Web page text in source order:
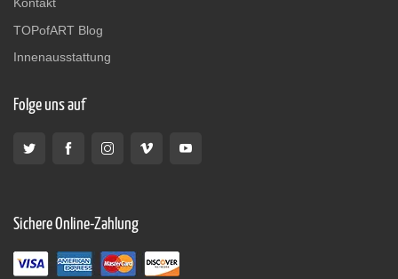
TOPofART Blog
Innenausstattung
Folge uns auf
Sichere Online-Zahlung